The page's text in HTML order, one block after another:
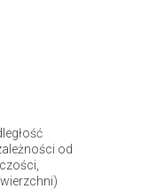
od